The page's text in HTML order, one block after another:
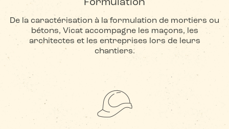
Formulation
De la caractérisation à la formulation de mortiers ou
bétons, Vicat accompagne les maçons, les
architectes et les entreprises lors de leurs
chantiers.